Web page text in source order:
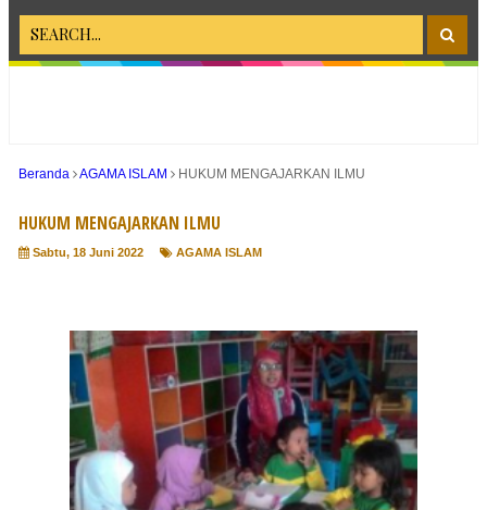
Beranda AGAMA ISLAM HUKUM MENGAJARKAN ILMU
HUKUM MENGAJARKAN ILMU
Sabtu, 18 Juni 2022 AGAMA ISLAM